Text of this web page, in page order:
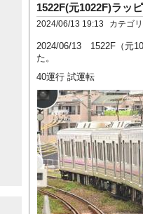
1522F(元1022F)ラッ
2024/06/13 19:13 カテゴ
2024/06/13 1522F（元
た。
40運行 試運転